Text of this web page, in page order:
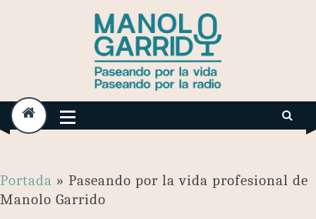
Portada » Paseando por la vida profesional de
Manolo Garrido